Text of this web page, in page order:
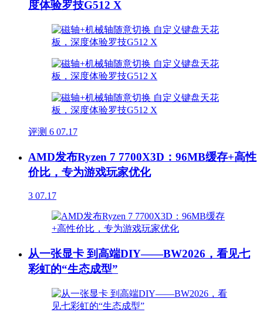
度体验罗技G512 X
评测 6 07.17
AMD发布Ryzen 7 7700X3D：96MB缓存+高性
价比，专为游戏玩家优化
3 07.17
从一张显卡 到高端DIY——BW2026，看见七
彩虹的“生态成型”